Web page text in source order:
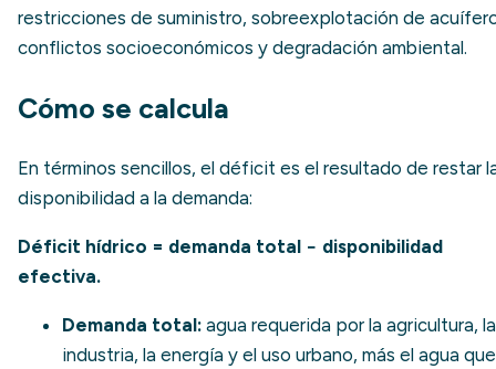
restricciones de suministro, sobreexplotación de
conflictos socioeconómicos y degradación ambiental.
Cómo se calcula
En términos sencillos, el déficit es el resultado de restar
disponibilidad a la demanda:
Déficit hídrico = demanda total − disponibilidad
efectiva.
Demanda total: agua requerida por la agricultura, la
industria, la energía y el uso urbano, más el agua que